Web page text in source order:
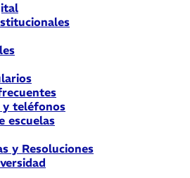
y teléfonos
escuelas
y Resoluciones